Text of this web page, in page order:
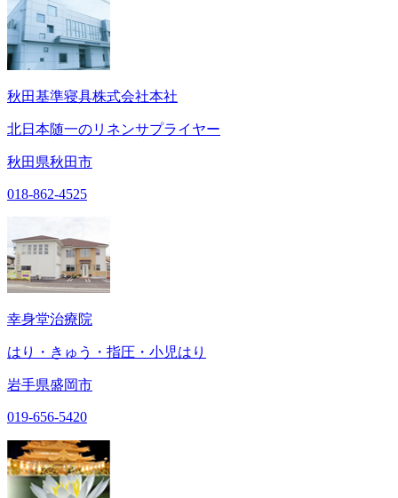
秋田基準寝具株式会社本社
北日本随一のリネンサプライヤー
秋田県秋田市
018-862-4525
幸身堂治療院
はり・きゅう・指圧・小児はり
岩手県盛岡市
019-656-5420